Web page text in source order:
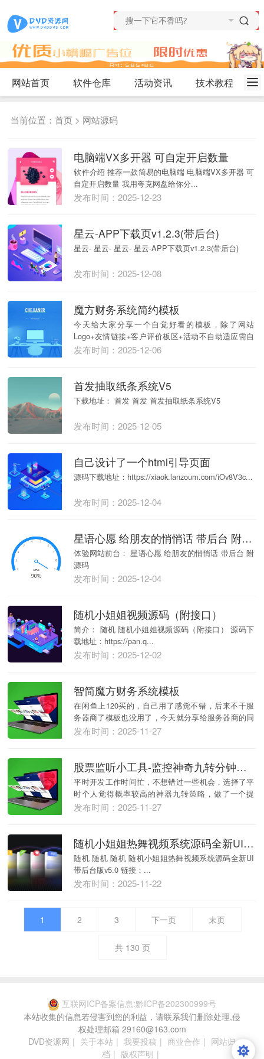
网站首页 软件仓库 活动资讯 技术教程
当前位置：首页 > 网站源码
电脑端VX多开器 可自定开启数量
软件介绍 推荐一款简易的电脑端 电脑端VX多开器 可
自定开启数量 我用夸克网盘给你分...
发布时间：2025-12-23
星云-APP下载页v1.2.3(带后台)
星云- 星云- 星云- 星云-APP下载页v1.2.3(带后台)
发布时间：2025-12-08
魔方财务系统简约模板
今天给大家分享一个自觉好看的模板，除了网站
Logo+友情链接+客户评价板区+活动不自动适应需自
行更...
发布时间：2025-12-06
首发抽取纸条系统V5
下载地址： 首发 首发 首发抽取纸条系统V5
发布时间：2025-12-05
自己设计了一个html引导页面
源码下载地址：https://xiaok.lanzoum.com/iOv8V3c...
发布时间：2025-12-04
星语心愿 给朋友的悄悄话 带后台 附源码
体验网站前台： 星语心愿 给朋友的悄悄话 带后台 附
源码
发布时间：2025-12-04
随机小姐姐视频源码（附接口）
简介： 随机 随机小姐姐视频源码（附接口） 源码下
载地址：https://pan.q...
发布时间：2025-12-02
智简魔方财务系统模板
在闲鱼上120买的，自己用了感觉不错，后来不干服
务器商了模板也没用了，今天就分享给服务器商的同
行们...
发布时间：2025-11-27
股票监听小工具-监控神奇九转分钟线触发提醒工具V2.0
平时开发工作时间忙，不想错过一些机会，选择了平
时个人觉得概率较高的神器九转策略，做了一个提
醒。 核...
发布时间：2025-11-27
随机小姐姐热舞视频系统源码全新UI带后台版v5.0
随机 随机 随机 随机小姐姐热舞视频系统源码全新UI
带后台版v5.0 链接：...
发布时间：2025-11-22
1 2 3 下一页 末页
共 130 页
互联网ICP备案信息:黔ICP备202300999号
本站收集的信息若侵害到您的利益，请联系我们删除处理,侵
权处理邮箱 29160@163.com
DVD资源网 | 关于本站 | 我要投稿 | 商业合作 | 网站归
档 | 版权声明 |